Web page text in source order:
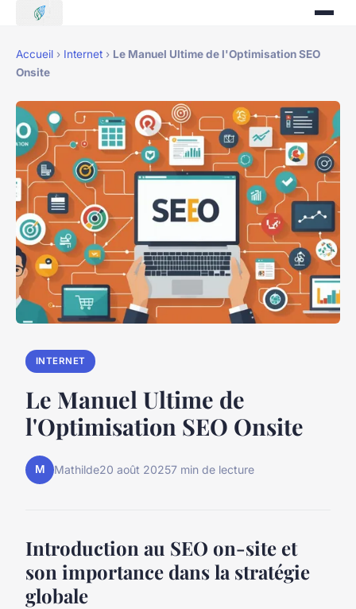
Accueil › Internet › Le Manuel Ultime de l'Optimisation SEO
Onsite
INTERNET
Le Manuel Ultime de
l'Optimisation SEO Onsite
M Mathilde20 août 20257 min de lecture
Introduction au SEO on-site et
son importance dans la stratégie
globale